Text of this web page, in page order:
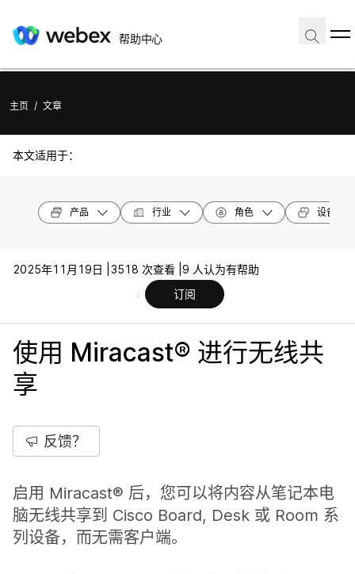
帮助中心
主页 / 文章
本文适用于：
产品 行业 角色 设备型号
2025年11月19日 | 3518 次查看 | 9 人认为有帮助
订阅
使用 Miracast® 进行无线共
享
反馈？
启用 Miracast® 后，您可以将内容从笔记本电
脑无线共享到 Cisco Board, Desk 或 Room 系
列设备，而无需客户端。